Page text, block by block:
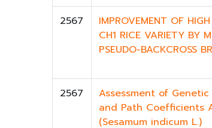
2567
IMPROVEMENT OF
CH1 RICE VARIETY BY
PSEUDO-BACKCROSS
2567
Assessment of
and Path Coefficients
(Sesamum indicum L.)